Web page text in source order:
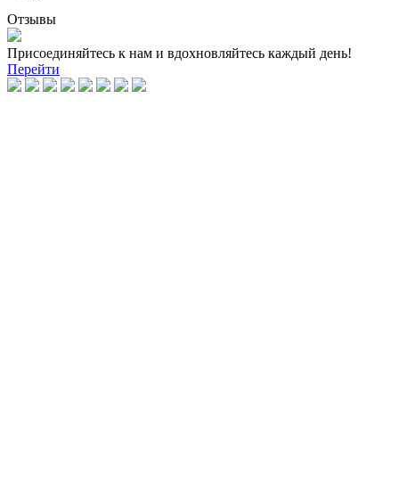
Отзывы
Присоединяйтесь к нам и вдохновляйтесь каждый день!
Перейти